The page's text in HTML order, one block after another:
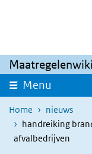
Overslaan en naar de
Maatregelenwiki
Menu
Home
nieuws
handreiking
afvalbedrijven